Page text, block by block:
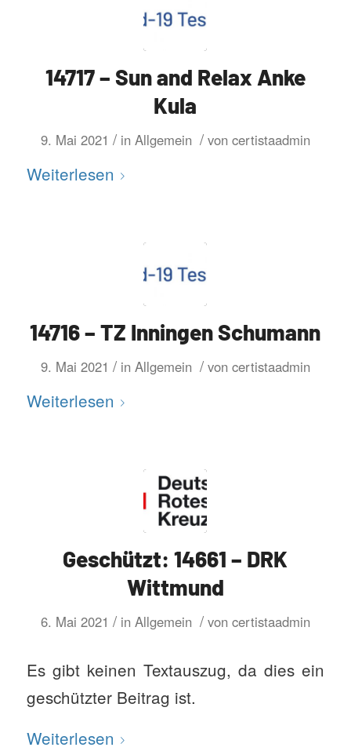
14717 – Sun and Relax Anke
Kula
9. Mai 2021 / in Allgemein / von certistaadmin
Weiterlesen
14716 – TZ Inningen Schumann
9. Mai 2021 / in Allgemein / von certistaadmin
Weiterlesen
Geschützt: 14661 – DRK
Wittmund
6. Mai 2021 / in Allgemein / von certistaadmin
Es gibt keinen Textauszug, da dies ein
geschützter Beitrag ist.
Weiterlesen